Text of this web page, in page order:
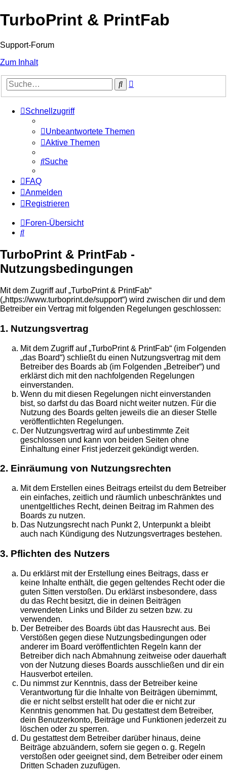
TurboPrint & PrintFab
Support-Forum
Zum Inhalt
Suche
Schnellzugriff
Unbeantwortete Themen
Aktive Themen
Suche
FAQ
Anmelden
Registrieren
Foren-Übersicht
Suche
TurboPrint & PrintFab -
Nutzungsbedingungen
Mit dem Zugriff auf „TurboPrint & PrintFab“
(„https://www.turboprint.de/support“) wird zwischen dir und dem
Betreiber ein Vertrag mit folgenden Regelungen geschlossen:
1. Nutzungsvertrag
Mit dem Zugriff auf „TurboPrint & PrintFab“ (im Folgenden
„das Board“) schließt du einen Nutzungsvertrag mit dem
Betreiber des Boards ab (im Folgenden „Betreiber“) und
erklärst dich mit den nachfolgenden Regelungen
einverstanden.
Wenn du mit diesen Regelungen nicht einverstanden
bist, so darfst du das Board nicht weiter nutzen. Für die
Nutzung des Boards gelten jeweils die an dieser Stelle
veröffentlichten Regelungen.
Der Nutzungsvertrag wird auf unbestimmte Zeit
geschlossen und kann von beiden Seiten ohne
Einhaltung einer Frist jederzeit gekündigt werden.
2. Einräumung von Nutzungsrechten
Mit dem Erstellen eines Beitrags erteilst du dem Betreiber
ein einfaches, zeitlich und räumlich unbeschränktes und
unentgeltliches Recht, deinen Beitrag im Rahmen des
Boards zu nutzen.
Das Nutzungsrecht nach Punkt 2, Unterpunkt a bleibt
auch nach Kündigung des Nutzungsvertrages bestehen.
3. Pflichten des Nutzers
Du erklärst mit der Erstellung eines Beitrags, dass er
keine Inhalte enthält, die gegen geltendes Recht oder die
guten Sitten verstoßen. Du erklärst insbesondere, dass
du das Recht besitzt, die in deinen Beiträgen
verwendeten Links und Bilder zu setzen bzw. zu
verwenden.
Der Betreiber des Boards übt das Hausrecht aus. Bei
Verstößen gegen diese Nutzungsbedingungen oder
anderer im Board veröffentlichten Regeln kann der
Betreiber dich nach Abmahnung zeitweise oder dauerhaft
von der Nutzung dieses Boards ausschließen und dir ein
Hausverbot erteilen.
Du nimmst zur Kenntnis, dass der Betreiber keine
Verantwortung für die Inhalte von Beiträgen übernimmt,
die er nicht selbst erstellt hat oder die er nicht zur
Kenntnis genommen hat. Du gestattest dem Betreiber,
dein Benutzerkonto, Beiträge und Funktionen jederzeit zu
löschen oder zu sperren.
Du gestattest dem Betreiber darüber hinaus, deine
Beiträge abzuändern, sofern sie gegen o. g. Regeln
verstoßen oder geeignet sind, dem Betreiber oder einem
Dritten Schaden zuzufügen.